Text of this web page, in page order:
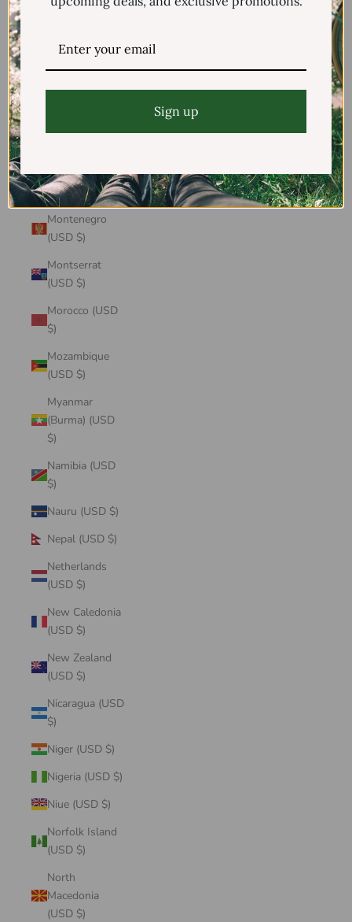
Mayotte (USD
Mexico (USD $)
Mongolia (USD
$)
Montenegro
(USD $)
Montserrat
(USD $)
Morocco (USD
$)
Mozambique
(USD $)
Myanmar
(Burma) (USD
$)
Namibia (USD
$)
Nauru (USD $)
Nepal (USD $)
Netherlands
(USD $)
New Caledonia
(USD $)
New Zealand
(USD $)
Nicaragua (USD
$)
Niger (USD $)
Nigeria (USD $)
Niue (USD $)
Norfolk Island
(USD $)
North
Macedonia
(USD $)
Sign up